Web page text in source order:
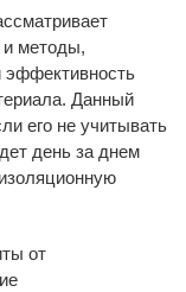
и методы,
эффективность
Данный
его не учитывать
день за днем
от